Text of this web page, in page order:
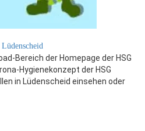
Bereich der Homepage der HSG
Hygienekonzept der HSG
in Lüdenscheid einsehen oder